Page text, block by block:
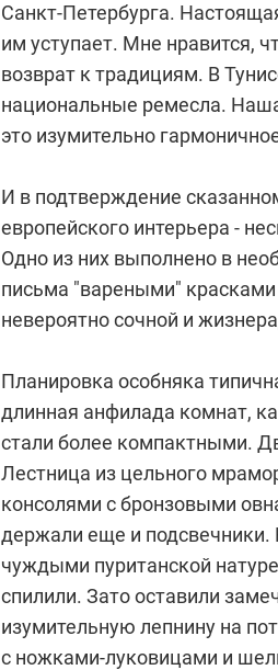
Санкт-Петербурга.
им уступает. Мне нравится,
возврат к традициям. В
национальные ремесла.
это изумительно
И в подтверждение
европейского интерьера -
Одно из них выполнено в
письма "вареными" красками
невероятно сочной и
Планировка особняка
длинная анфилада комнат,
стали более компактными.
Лестница из цельного
консолями с бронзовыми
держали еще и подсвечники.
чуждыми пуританской
спилили. Зато оставили
изумительную лепнину на
с ножками-луковицами и